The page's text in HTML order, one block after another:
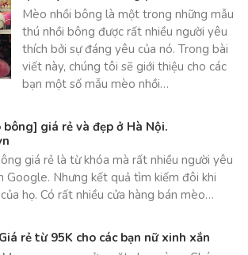
Mèo nhồi bông là một trong những mẫu
thú nhồi bông được rất nhiều người yêu
thích bởi sự đáng yêu của nó. Trong bài
viết này, chúng tôi sẽ giới thiệu cho các
bạn một số mẫu mèo nhồi…
giá rẻ và đẹp ở Hà Nội.
giá rẻ là từ khóa mà rất nhiều người yêu
Google. Nhưng kết quả tìm kiếm đôi khi
họ. Có rất nhiều cửa hàng bán mèo…
rẻ từ 95K cho các bạn nữ xinh xắn